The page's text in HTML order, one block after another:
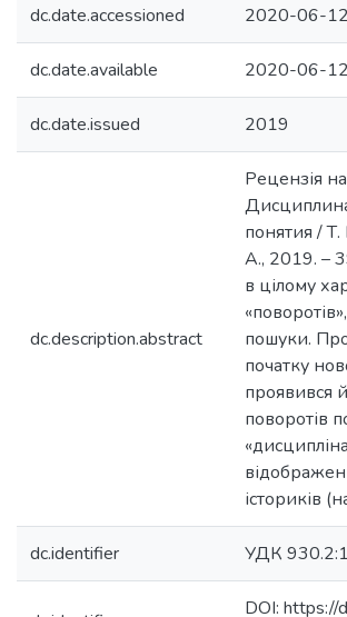
dc.date.accessioned 2020-06-
dc.date.available 2020-06-
dc.date.issued 2019
dc.description.abstract
Рецензія
понятия /
А., 2019. –
в цілому
пошуки.
початку
проявився
поворотів
істориків
dc.identifier УДК
DOI: